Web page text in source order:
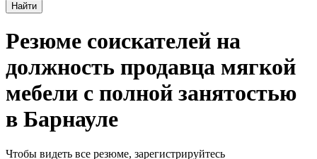
Найти
Резюме соискателей на
должность продавца мягкой
мебели с полной занятостью
в Барнауле
Чтобы видеть все резюме, зарегистрируйтесь